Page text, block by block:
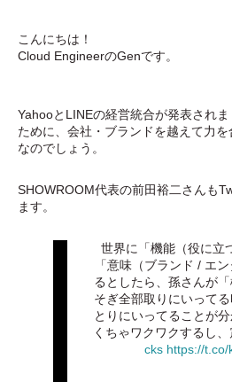
こんにちは！
Cloud EngineerのGenです。
YahooとLINEの経営統合が発表され
ために、会社・ブランドを越えて力
なのでしょう。
SHOWROOM代表の前田裕二さんも
ます。
世界に「機能（役に立
「意味（ブランド / エ
るとしたら、孫さんが
そぎ全部取りにいって
とりにいってることが
くちゃワクワクするし、
cks https://